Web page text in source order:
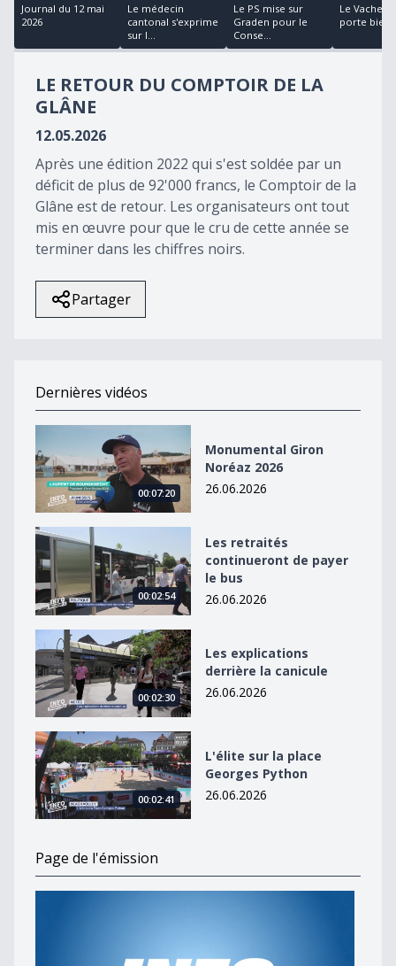
18
minutes,
seconds
Journal du 12 mai
2026
Le médecin
cantonal s'exprime
sur l...
Le PS mise sur
Graden pour le
Conse...
Le
porte bien
LE RETOUR DU COMPTOIR DE LA
GLÂNE
12.05.2026
Après une édition 2022 qui s'est soldée par un
déficit de plus de 92'000 francs, le Comptoir de la
Glâne est de retour. Les organisateurs ont tout
mis en œuvre pour que le cru de cette année se
terminer dans les chiffres noirs.
Partager
Dernières vidéos
Monumental Giron Noréaz 2026
00:07:20
Monumental Giron
Noréaz 2026
26.06.2026
Les retraités continueront de payer le bus
00:02:54
Les retraités
continueront de payer
le bus
26.06.2026
Les explications derrière la canicule
00:02:30
Les explications
derrière la canicule
26.06.2026
L&#039;élite sur la place Georges Python
00:02:41
L'élite sur la place
Georges Python
26.06.2026
Page de l'émission